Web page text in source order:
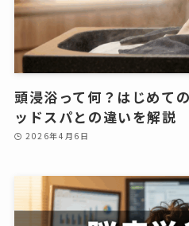
頭浸浴って何？はじめて
ッドスパとの違いを解説
2026年4月6日